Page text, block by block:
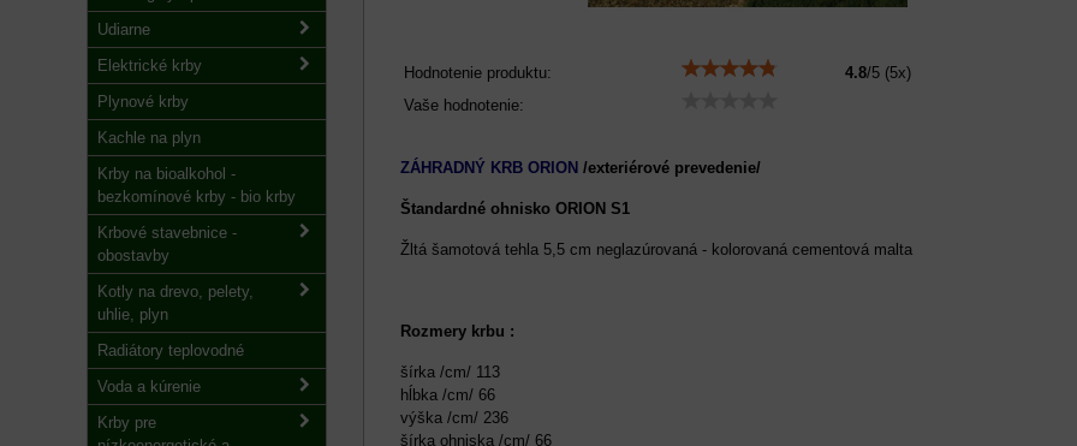
Hodnotenie produktu: 4.8/5 (5x)
Vaše hodnotenie:
ZÁHRADNÝ KRB ORION /exteriérové prevedenie/
Štandardné ohnisko ORION S1
Žltá šamotová tehla 5,5 cm neglazúrovaná - kolorovaná cementová malta
Rozmery krbu :
šírka /cm/ 113
hĺbka /cm/ 66
výška /cm/ 236
šírka ohniska /cm/ 66
Udiarne
Elektrické krby
Plynové krby
Kachle na plyn
Krby na bioalkohol -
bezkomínové krby - bio krby
Krbové stavebnice -
obostavby
Kotly na drevo, pelety,
uhlie, plyn
Radiátory teplovodné
Voda a kúrenie
Krby pre